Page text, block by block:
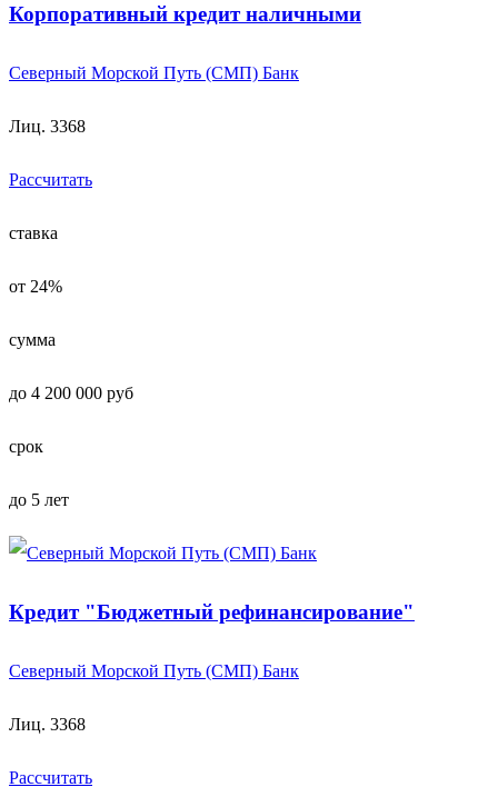
Корпоративный кредит наличными
Северный Морской Путь (СМП) Банк
Лиц. 3368
Рассчитать
ставка
от 24%
сумма
до 4 200 000 руб
срок
до 5 лет
Кредит "Бюджетный рефинансирование"
Северный Морской Путь (СМП) Банк
Лиц. 3368
Рассчитать